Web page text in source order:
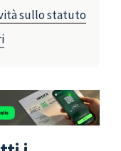
sullo statuto